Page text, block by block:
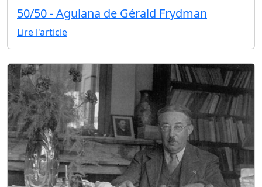
50/50 - Agulana de Gérald Frydman
Lire l'article